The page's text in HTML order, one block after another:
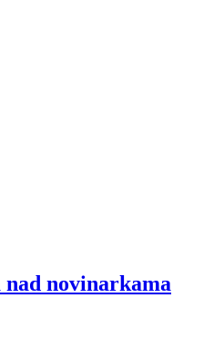
novinarkama